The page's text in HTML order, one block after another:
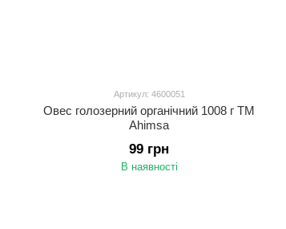
Артикул: 4600051
Овес голозерний органічний 1008 г TM
Ahimsa
99 грн
В наявності